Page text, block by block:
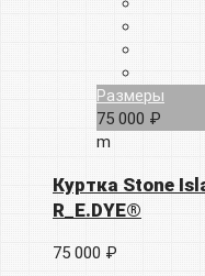
Размеры
75 000 ₽
m
Куртка Stone
R_E.DYE®
75 000 ₽